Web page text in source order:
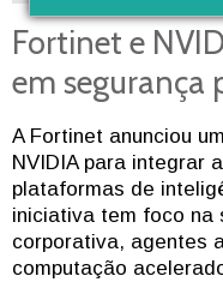
Fortinet e
em segurança
A Fortinet anunciou
NVIDIA para integrar
plataformas de
iniciativa tem foco na
corporativa, agentes
computação